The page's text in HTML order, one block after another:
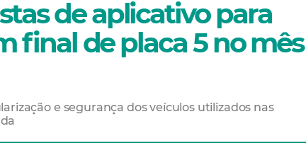
de aplicativo para
final de placa 5 no mês
e segurança dos veículos utilizados nas